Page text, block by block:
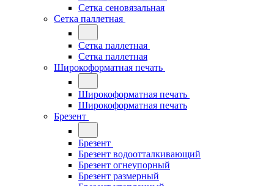
Сетка сеновязальная
Сетка паллетная
Сетка паллетная
Сетка паллетная
Широкоформатная печать
Широкоформатная печать
Широкоформатная печать
Брезент
Брезент
Брезент водоотталкивающий
Брезент огнеупорный
Брезент размерный